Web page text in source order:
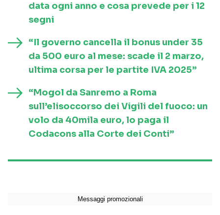
data ogni anno e cosa prevede per i 12
segni
“Il governo cancella il bonus under 35
da 500 euro al mese: scade il 2 marzo,
ultima corsa per le partite IVA 2025”
“Mogol da Sanremo a Roma
sull’elisoccorso dei Vigili del fuoco: un
volo da 40mila euro, lo paga il
Codacons alla Corte dei Conti”